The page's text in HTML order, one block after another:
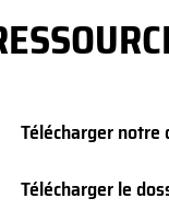
Télécharger notre
Télécharger le